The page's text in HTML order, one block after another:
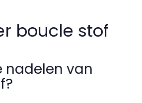
boucle stof
nadelen van